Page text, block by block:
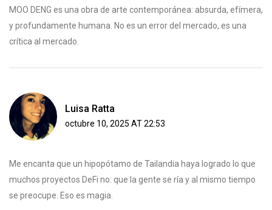
MOO DENG es una obra de arte contemporánea: absurda, efímera,
y profundamente humana. No es un error del mercado, es una
crítica al mercado.
Luisa Ratta
octubre 10, 2025 AT 22:53
Me encanta que un hipopótamo de Tailandia haya logrado lo que
muchos proyectos DeFi no: que la gente se ría y al mismo tiempo
se preocupe. Eso es magia.